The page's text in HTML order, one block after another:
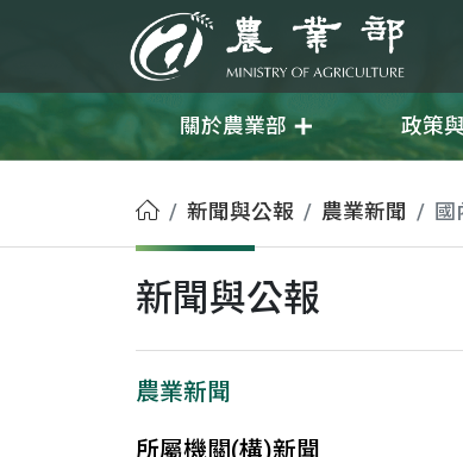
農業部
關於農業部 政策
首頁新聞與公報 農業新聞
新聞與公報
農業新聞
所屬機關(構)新聞